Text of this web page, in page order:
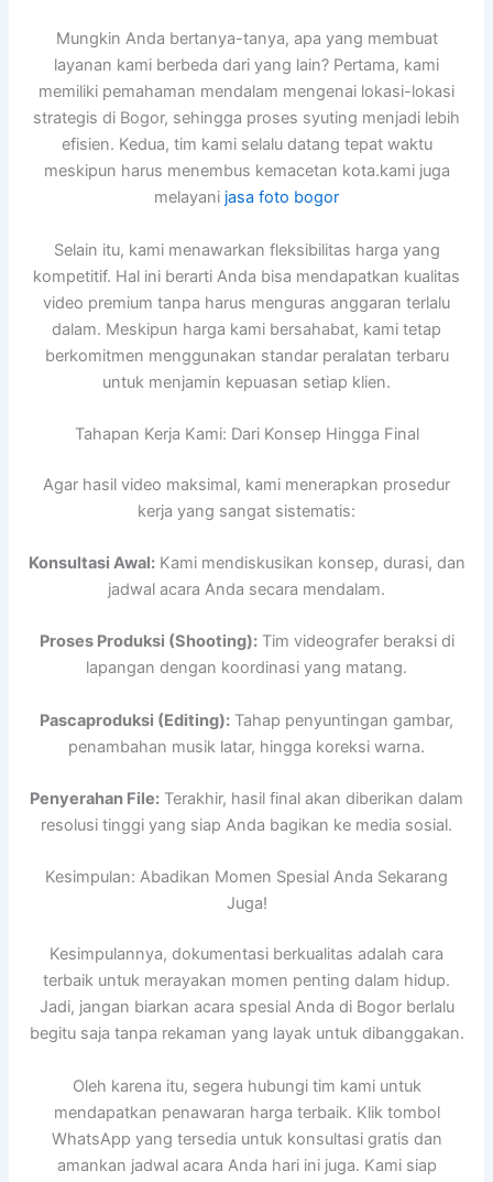
Mungkin Anda bertanya-tanya, apa yang membuat
layanan kami berbeda dari yang lain? Pertama, kami
memiliki pemahaman mendalam mengenai lokasi-lokasi
strategis di Bogor, sehingga proses syuting menjadi lebih
efisien. Kedua, tim kami selalu datang tepat waktu
meskipun harus menembus kemacetan kota.kami juga
melayani jasa foto bogor
Selain itu, kami menawarkan fleksibilitas harga yang
kompetitif. Hal ini berarti Anda bisa mendapatkan kualitas
video premium tanpa harus menguras anggaran terlalu
dalam. Meskipun harga kami bersahabat, kami tetap
berkomitmen menggunakan standar peralatan terbaru
untuk menjamin kepuasan setiap klien.
Tahapan Kerja Kami: Dari Konsep Hingga Final
Agar hasil video maksimal, kami menerapkan prosedur
kerja yang sangat sistematis:
Konsultasi Awal:Kami mendiskusikan konsep, durasi, dan
jadwal acara Anda secara mendalam.
Proses Produksi (Shooting):Tim videografer beraksi di
lapangan dengan koordinasi yang matang.
Pascaproduksi (Editing): Tahap penyuntingan gambar,
penambahan musik latar, hingga koreksi warna.
Penyerahan File: Terakhir, hasil final akan diberikan dalam
resolusi tinggi yang siap Anda bagikan ke media sosial.
Kesimpulan: Abadikan Momen Spesial Anda Sekarang
Juga!
Kesimpulannya, dokumentasi berkualitas adalah cara
terbaik untuk merayakan momen penting dalam hidup.
Jadi, jangan biarkan acara spesial Anda di Bogor berlalu
begitu saja tanpa rekaman yang layak untuk dibanggakan.
Oleh karena itu, segera hubungi tim kami untuk
mendapatkan penawaran harga terbaik. Klik tombol
WhatsApp yang tersedia untuk konsultasi gratis dan
amankan jadwal acara Anda hari ini juga. Kami siap